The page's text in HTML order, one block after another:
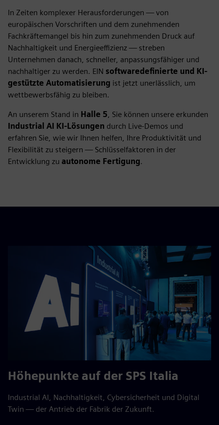
In Zeiten komplexer Herausforderungen — von
europäischen Vorschriften und dem zunehmenden
Fachkräftemangel bis hin zum zunehmenden Druck auf
Nachhaltigkeit und Energieeffizienz — streben
Unternehmen danach, schneller, anpassungsfähiger und
nachhaltiger zu werden. EIN softwaredefinierte und KI-
gestützte Automatisierung ist jetzt unerlässlich, um
wettbewerbsfähig zu bleiben.
An unserem Stand in Halle 5 , Sie können unsere erkunden
Industrial AI KI-Lösungen durch Live-Demos und
erfahren Sie, wie wir Ihnen helfen, Ihre Produktivität und
Flexibilität zu steigern — Schlüsselfaktoren in der
Entwicklung zu autonome Fertigung.
Höhepunkte auf der SPS Italia
Industrial AI, Nachhaltigkeit, Cybersicherheit und Digital
Twin — der Antrieb der Fabrik der Zukunft.